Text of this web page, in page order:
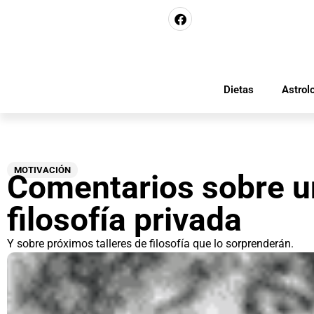
Dietas
MOTIVACIÓN
Comentarios sobre
filosofía privada
Y sobre próximos talleres de filosofía que lo sorprenderán.